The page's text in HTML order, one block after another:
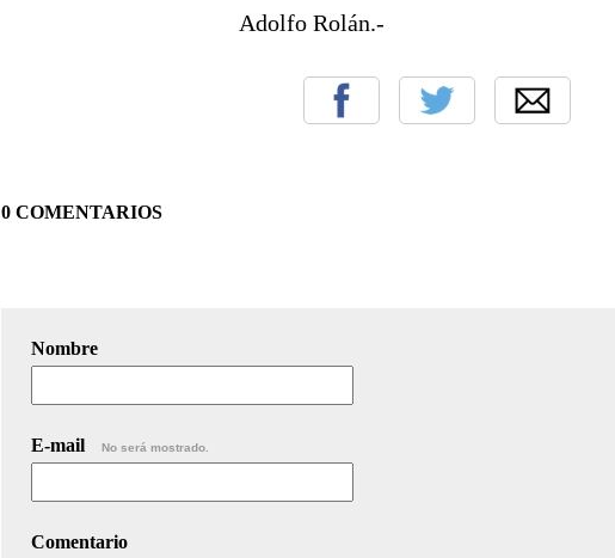
Adolfo Rolán.-
0 COMENTARIOS
Nombre
E-mail No será mostrado.
Comentario